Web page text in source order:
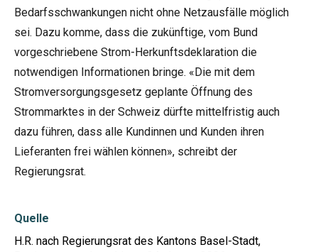
Bedarfsschwankungen nicht ohne Netzausfälle möglich
sei. Dazu komme, dass die zukünftige, vom Bund
vorgeschriebene Strom-Herkunftsdeklaration die
notwendigen Informationen bringe. «Die mit dem
Stromversorgungsgesetz geplante Öffnung des
Strommarktes in der Schweiz dürfte mittelfristig auch
dazu führen, dass alle Kundinnen und Kunden ihren
Lieferanten frei wählen können», schreibt der
Regierungsrat.
Quelle
H.R. nach Regierungsrat des Kantons Basel-Stadt,